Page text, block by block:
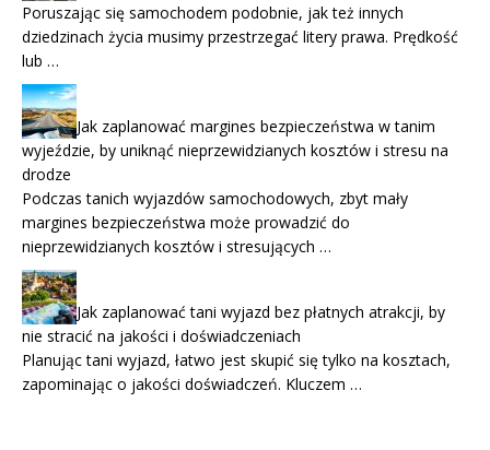
Poruszając się samochodem podobnie, jak też innych
dziedzinach życia musimy przestrzegać litery prawa. Prędkość
lub …
Jak zaplanować margines bezpieczeństwa w tanim
wyjeździe, by uniknąć nieprzewidzianych kosztów i stresu na
drodze
Podczas tanich wyjazdów samochodowych, zbyt mały
margines bezpieczeństwa może prowadzić do
nieprzewidzianych kosztów i stresujących …
Jak zaplanować tani wyjazd bez płatnych atrakcji, by
nie stracić na jakości i doświadczeniach
Planując tani wyjazd, łatwo jest skupić się tylko na kosztach,
zapominając o jakości doświadczeń. Kluczem …